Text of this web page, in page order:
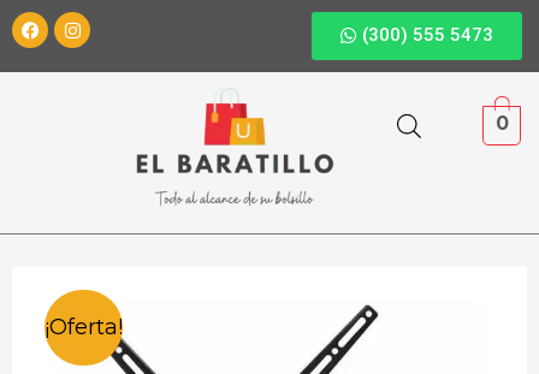
(300) 555 5473
0
¡Oferta!